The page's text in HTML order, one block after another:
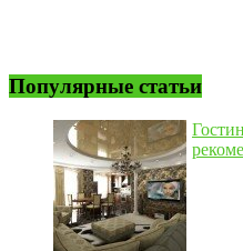
Популярные статьи